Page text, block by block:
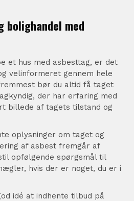
bolighandel med
et hus med asbesttag, er det
velinformeret gennem hele
bør du altid få taget
der har erfaring med
billede af tagets tilstand og
oplysninger om taget og
af asbest fremgår af
opfølgende spørgsmål til
hvis der er noget, du er i
idé at indhente tilbud på